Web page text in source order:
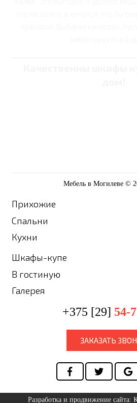
Мебель в Могилеве ©
Прихожие
Спальни
Кухни
Шкафы-купе
В гостиную
Галерея
+375 [29] 54-
ЗАКАЗАТЬ
Разработка и продвижение сайта: